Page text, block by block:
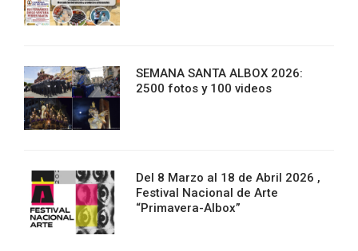
SEMANA SANTA ALBOX 2026:
2500 fotos y 100 videos
Del 8 Marzo al 18 de Abril 2026 ,
Festival Nacional de Arte
“Primavera-Albox”